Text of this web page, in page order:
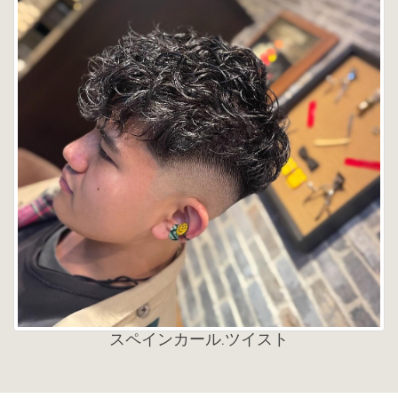
スペインカール.ツイスト